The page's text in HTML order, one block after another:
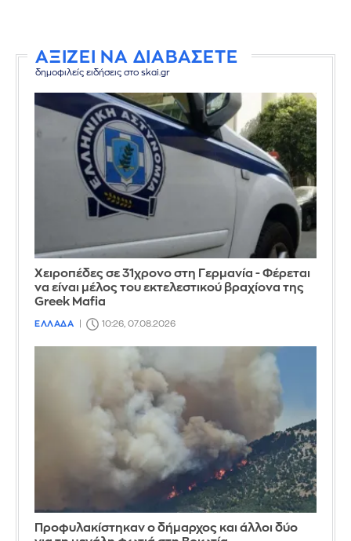
ΑΞΙΖΕΙ ΝΑ ΔΙΑΒΑΣΕΤΕ
δημοφιλείς ειδήσεις στο skai.gr
Χειροπέδες σε 31χρονο στη Γερμανία - Φέρεται
να είναι μέλος του εκτελεστικού βραχίονα της
Greek Mafia
ΕΛΛΑΔΑ 10:26, 07.08.2026
Προφυλακίστηκαν ο δήμαρχος και άλλοι δύο